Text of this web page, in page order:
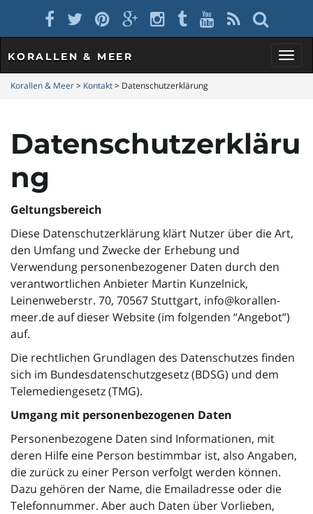
c
l
KORALLEN & MEER
Korallen & Meer> Kontakt> Datenschutzerklärung
Datenschutzerkläru
ng
Geltungsbereich
Diese Datenschutzerklärung klärt Nutzer über die Art,
den Umfang und Zwecke der Erhebung und
Verwendung personenbezogener Daten durch den
verantwortlichen Anbieter Martin Kunzelnick,
Leinenweberstr. 70, 70567 Stuttgart, info@korallen-
meer.de auf dieser Website (im folgenden “Angebot”)
auf.
Die rechtlichen Grundlagen des Datenschutzes finden
sich im Bundesdatenschutzgesetz (BDSG) und dem
Telemediengesetz (TMG).
Umgang mit personenbezogenen Daten
Personenbezogene Daten sind Informationen, mit
deren Hilfe eine Person bestimmbar ist, also Angaben,
die zurück zu einer Person verfolgt werden können.
Dazu gehören der Name, die Emailadresse oder die
Telefonnummer. Aber auch Daten über Vorlieben,